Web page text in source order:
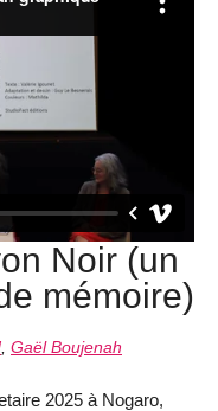
Noir (un
mémoire)
, Gaël Boujenah
2025 à Nogaro,